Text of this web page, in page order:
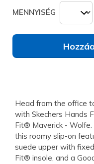
MENNYISÉG
Head from the office
with Skechers Hands
Fit® Maverick -
this roomy slip-on
suede upper with
Fit® insole, and a